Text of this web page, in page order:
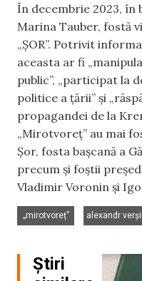
În decembrie 2023, în
Marina Tauber, fostă
„ȘOR”. Potrivit
aceasta ar fi
public”, „participat la
politice a țării” și
propagandei de la
„Mirotvoreț” au mai
Șor, fosta bașcană a
precum și foștii
Vladimir Voronin și
„mirotvoreț”
alexandr
Știri